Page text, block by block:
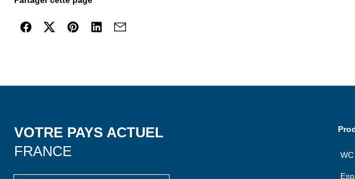
VOTRE PAYS ACTUEL
FRANCE
WC